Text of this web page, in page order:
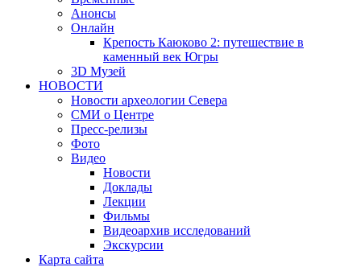
Анонсы
Онлайн
Крепость Каюково 2: путешествие в
каменный век Югры
3D Музей
НОВОСТИ
Новости археологии Севера
СМИ о Центре
Пресс-релизы
Фото
Видео
Новости
Доклады
Лекции
Фильмы
Видеоархив исследований
Экскурсии
Карта сайта